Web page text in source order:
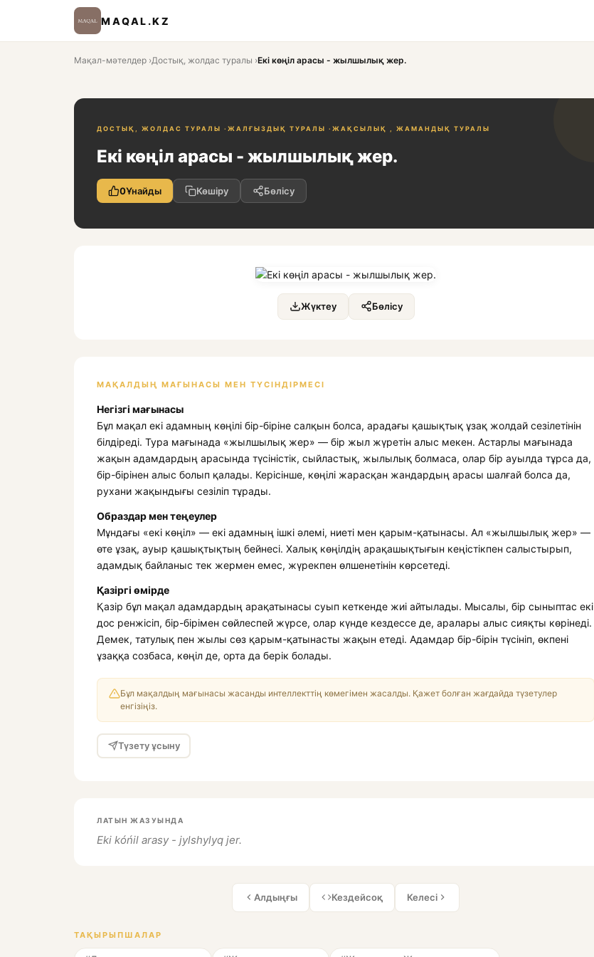
MAQAL.KZ
Мақал-мәтелдер ›Достық, жолдас туралы ›Екі көңіл арасы - жылшылық жер.
ДОСТЫҚ, ЖОЛДАС ТУРАЛЫ · ЖАЛҒЫЗДЫҚ ТУРАЛЫ · ЖАҚСЫЛЫҚ , ЖАМАНДЫҚ ТУРАЛЫ
Екі көңіл арасы - жылшылық жер.
0Ұнайды Көшіру Бөлісу
Жүктеу Бөлісу
МАҚАЛДЫҢ МАҒЫНАСЫ МЕН ТҮСІНДІРМЕСІ
Негізгі мағынасы
Бұл мақал екі адамның көңілі бір-біріне салқын болса, арадағы қашықтық ұзақ жолдай сезілетінін
білдіреді. Тура мағынада «жылшылық жер» — бір жыл жүретін алыс мекен. Астарлы мағынада
жақын адамдардың арасында түсіністік, сыйластық, жылылық болмаса, олар бір ауылда тұрса да,
бір-бірінен алыс болып қалады. Керісінше, көңілі жарасқан жандардың арасы шалғай болса да,
рухани жақындығы сезіліп тұрады.
Образдар мен теңеулер
Мұндағы «екі көңіл» — екі адамның ішкі әлемі, ниеті мен қарым-қатынасы. Ал «жылшылық жер» —
өте ұзақ, ауыр қашықтықтың бейнесі. Халық көңілдің арақашықтығын кеңістікпен салыстырып,
адамдық байланыс тек жермен емес, жүрекпен өлшенетінін көрсетеді.
Қазіргі өмірде
Қазір бұл мақал адамдардың арақатынасы суып кеткенде жиі айтылады. Мысалы, бір сыныптас екі
дос ренжісіп, бір-бірімен сөйлеспей жүрсе, олар күнде кездессе де, аралары алыс сияқты көрінеді.
Демек, татулық пен жылы сөз қарым-қатынасты жақын етеді. Адамдар бір-бірін түсініп, өкпені
ұзаққа созбаса, көңіл де, орта да берік болады.
Бұл мақалдың мағынасы жасанды интеллекттің көмегімен жасалды. Қажет болған жағдайда түзетулер
енгізіңіз.
Түзету ұсыну
ЛАТЫН ЖАЗУЫНДА
Eki kóńil arasy - jylshylyq jer.
Алдыңғы Кездейсоқ Келесі
ТАҚЫРЫПШАЛАР